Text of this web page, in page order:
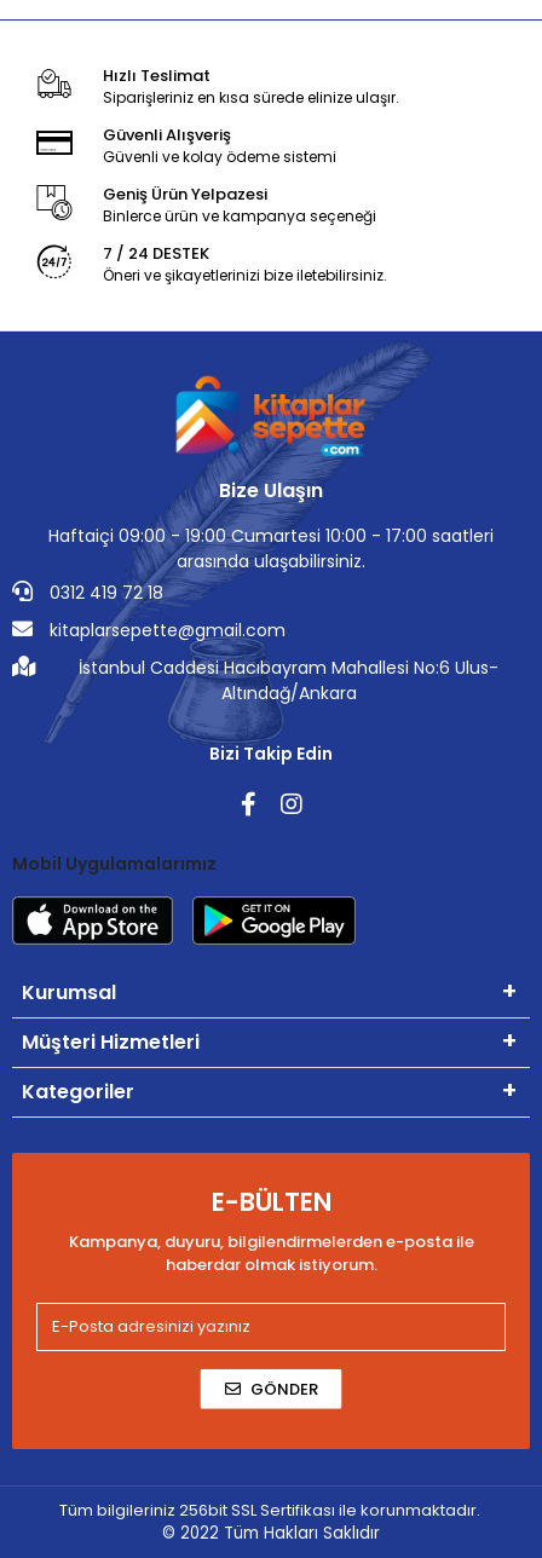
Hızlı Teslimat
Siparişleriniz en kısa sürede elinize ulaşır.
Güvenli Alışveriş
Güvenli ve kolay ödeme sistemi
Geniş Ürün Yelpazesi
Binlerce ürün ve kampanya seçeneği
7 / 24 DESTEK
Öneri ve şikayetlerinizi bize iletebilirsiniz.
Bize Ulaşın
Haftaiçi 09:00 - 19:00 Cumartesi 10:00 - 17:00 saatleri
arasında ulaşabilirsiniz.
0312 419 72 18
kitaplarsepette@gmail.com
İstanbul Caddesi Hacıbayram Mahallesi No:6 Ulus-
Altındağ/Ankara
Bizi Takip Edin
Mobil Uygulamalarımız
Kurumsal
Müşteri Hizmetleri
Kategoriler
E-BÜLTEN
Kampanya, duyuru, bilgilendirmelerden e-posta ile
haberdar olmak istiyorum.
GÖNDER
Tüm bilgileriniz 256bit SSL Sertifikası ile korunmaktadır.
© 2022 Tüm Hakları Saklıdır